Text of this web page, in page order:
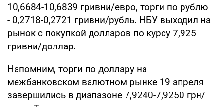
10,6684-10,6839 гривни/евро, торги по рублю
- 0,2718-0,2721 гривни/рубль. НБУ выходил на
рынок с покупкой долларов по курсу 7,925
гривни/доллар.
Напомним, торги по доллару на
межбанковском валютном рынке 19 апреля
завершились в диапазоне 7,9240-7,9250 грн/